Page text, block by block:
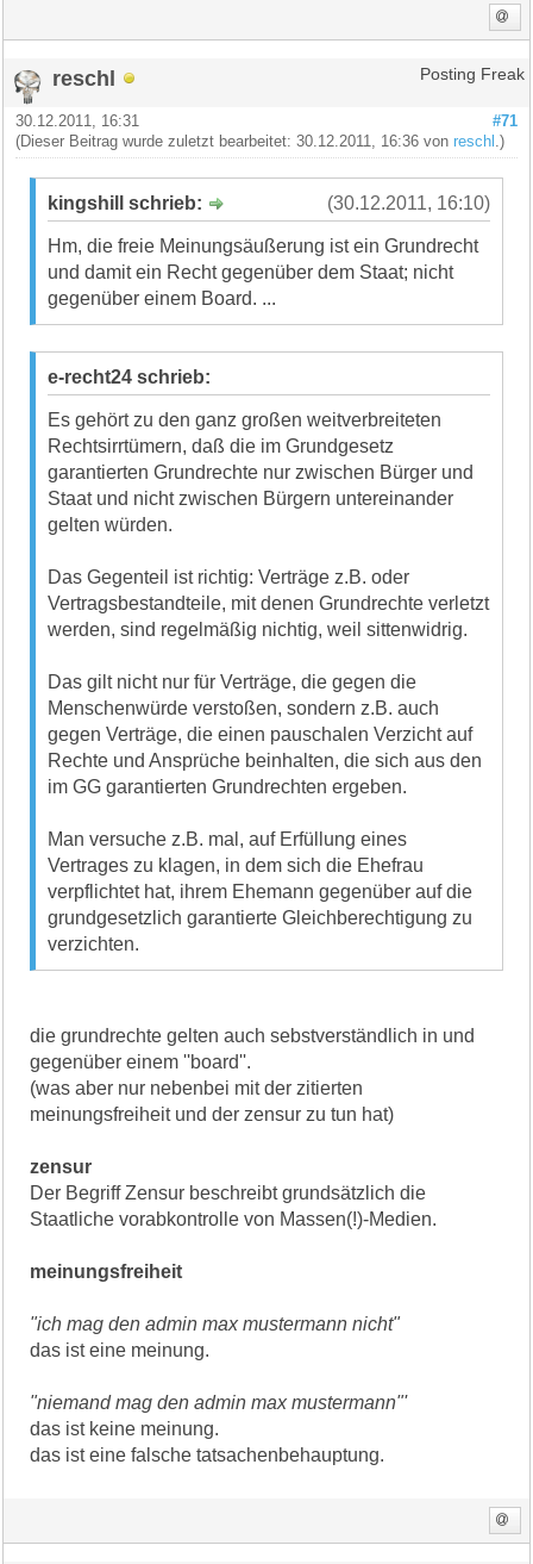
reschl Posting Freak
#71
30.12.2011, 16:31
(Dieser Beitrag wurde zuletzt bearbeitet: 30.12.2011, 16:36 vonreschl .)
(30.12.2011, 16:10)
kingshill schrieb:
Hm, die freie Meinungsäußerung ist ein Grundrecht
und damit ein Recht gegenüber dem Staat; nicht
gegenüber einem Board. ...
e-recht24 schrieb:
Es gehört zu den ganz großen weitverbreiteten
Rechtsirrtümern, daß die im Grundgesetz
garantierten Grundrechte nur zwischen Bürger und
Staat und nicht zwischen Bürgern untereinander
gelten würden.
Das Gegenteil ist richtig: Verträge z.B. oder
Vertragsbestandteile, mit denen Grundrechte verletzt
werden, sind regelmäßig nichtig, weil sittenwidrig.
Das gilt nicht nur für Verträge, die gegen die
Menschenwürde verstoßen, sondern z.B. auch
gegen Verträge, die einen pauschalen Verzicht auf
Rechte und Ansprüche beinhalten, die sich aus den
im GG garantierten Grundrechten ergeben.
Man versuche z.B. mal, auf Erfüllung eines
Vertrages zu klagen, in dem sich die Ehefrau
verpflichtet hat, ihrem Ehemann gegenüber auf die
grundgesetzlich garantierte Gleichberechtigung zu
verzichten.
die grundrechte gelten auch sebstverständlich in und
gegenüber einem ''board''.
(was aber nur nebenbei mit der zitierten
meinungsfreiheit und der zensur zu tun hat)
zensur
Der Begriff Zensur beschreibt grundsätzlich die
Staatliche vorabkontrolle von Massen(!)-Medien.
meinungsfreiheit
"ich mag den admin max mustermann nicht"
das ist eine meinung.
"niemand mag den admin max mustermann"'
das ist keine meinung.
das ist eine falsche tatsachenbehauptung.